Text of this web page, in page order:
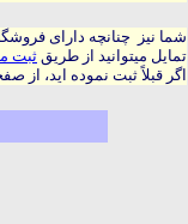
شما نیز چنانچه دارای
تمایل میتوانید از طریقثبت
اگر قبلاً ثبت نموده اید، از